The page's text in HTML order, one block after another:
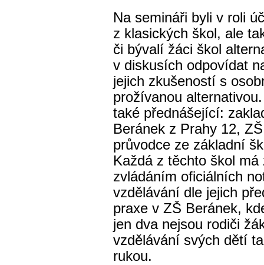
Na semináři byli v roli
z klasických škol, ale
či bývalí žáci škol
v diskusích odpovídat
jejich zkušeností s
prožívanou
také přednášející:
Beránek z Prahy 12,
průvodce ze základní
Každá z těchto škol
zvládáním oficiálních
vzdělávání dle jejich
praxe v ZŠ Beránek,
jen dva nejsou rodiči
vzdělávání svých dětí
rukou.